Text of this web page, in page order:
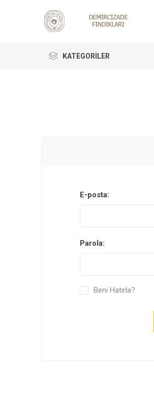
KATEGORILER
E-posta:
Parola:
Beni Hatırla?